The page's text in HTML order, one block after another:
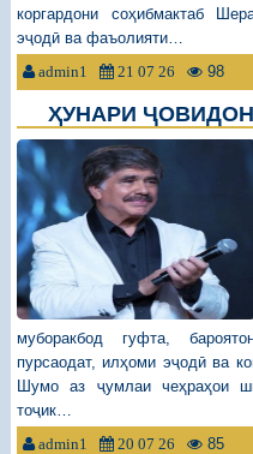
коргардони соҳибмактаб
эҷодӣ ва фаъолияти…
admin1 21 07 26 98
ҲУНАРИ
муборакбод гуфта,
пурсаодат, илҳоми эҷодӣ ва
Шумо аз ҷумлаи чеҳраҳои
тоҷик…
admin1 20 07 26 85